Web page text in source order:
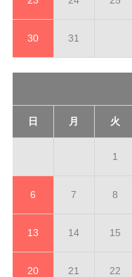
30 31
日 月 火
1
6 7 8
13 14 15
20 21 22